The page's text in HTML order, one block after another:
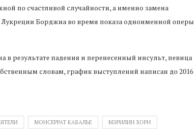
по счастливой случайности, а именно замена
Борджиа во время показа одноименной оперы
в результате падения и перенесенный инсульт, певица
словам, график выступлений написан до 2016
МОНСЕРРАТ КАБАЛЬЕ МЭРИЛИН ХОРН